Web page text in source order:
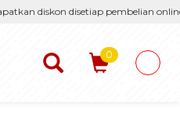
diskon disetiap pembelian online.
0